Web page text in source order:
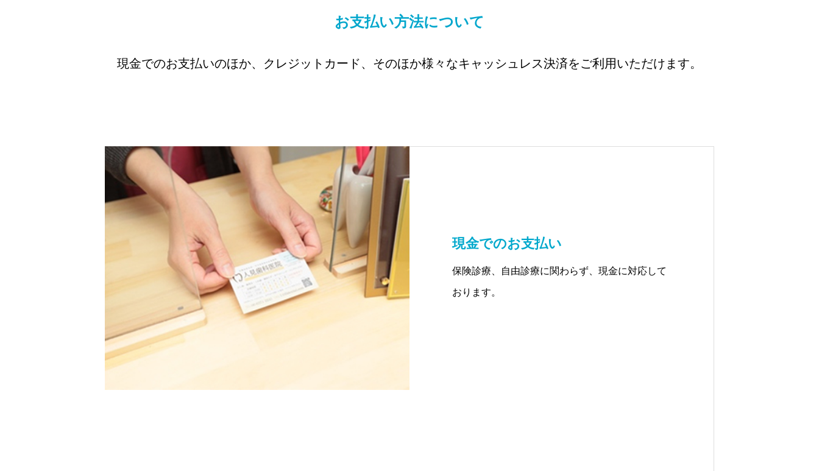
お支払い方法について
現金でのお支払いのほか、クレジットカード、そのほか様々なキャッシュレス決済をご利用いただけます。
現金でのお支払い
保険診療、自由診療に関わらず、現金に対応して
おります。